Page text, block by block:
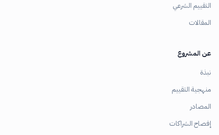
التقييم الشرعي
المقالات
عن المشروع
نبذة
منهجية التقييم
المصادر
إفصاح الشراكات